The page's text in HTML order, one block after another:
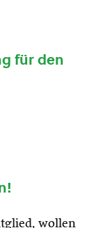
für den
wollen